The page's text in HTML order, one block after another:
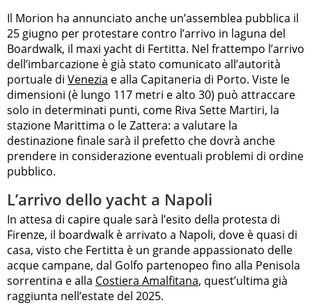
Il Morion ha annunciato anche un’assemblea pubblica il
25 giugno per protestare contro l’arrivo in laguna del
Boardwalk, il maxi yacht di Fertitta. Nel frattempo l’arrivo
dell’imbarcazione è già stato comunicato all’autorità
portuale di Venezia e alla Capitaneria di Porto. Viste le
dimensioni (è lungo 117 metri e alto 30) può attraccare
solo in determinati punti, come Riva Sette Martiri, la
stazione Marittima o le Zattera: a valutare la
destinazione finale sarà il prefetto che dovrà anche
prendere in considerazione eventuali problemi di ordine
pubblico.
L’arrivo dello yacht a Napoli
In attesa di capire quale sarà l’esito della protesta di
Firenze, il boardwalk è arrivato a Napoli, dove è quasi di
casa, visto che Fertitta è un grande appassionato delle
acque campane, dal Golfo partenopeo fino alla Penisola
sorrentina e alla Costiera Amalfitana, quest’ultima già
raggiunta nell’estate del 2025.